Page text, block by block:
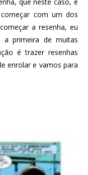
com um dos
a resenha, eu
primeira de muitas
é trazer resenhas
enrolar e vamos para